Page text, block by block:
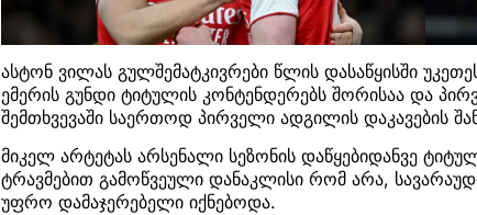
ასტონ ვილას გულშემატკივრები წლის დასაწყისში
ემერის გუნდი ტიტულის კონტენდერებს შორისაა და
შემთხვევაში საერთოდ პირველი ადგილის დაკავების
მიკელ არტეტას არსენალი სეზონის დაწყებიდანვე
ტრავმებით გამოწვეული დანაკლისი რომ არა,
უფრო დამაჯერებელი იქნებოდა.